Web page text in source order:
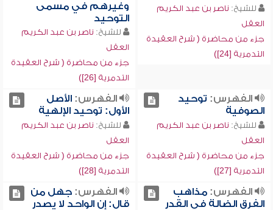
للشيخ: ناصر بن عبد الكريم
العقل
جزء من محاضرة ( شرح العقيدة
التدمرية [24])
وغيرهم في مسمى
التوحيد
للشيخ: ناصر بن عبد الكريم
العقل
جزء من محاضرة ( شرح العقيدة
التدمرية [26])
الفهرس: توحيد
الصوفية
للشيخ: ناصر بن عبد الكريم
العقل
جزء من محاضرة ( شرح العقيدة
التدمرية [27])
الفهرس:الأصل
الأول: توحيد الإلهية
للشيخ: ناصر بن عبد الكريم
العقل
جزء من محاضرة ( شرح العقيدة
التدمرية [28])
الفهرس:مذاهب
الفرق الضالة في القدر
الفهرس:جهل من
قال: إن الواحد لا يصدر